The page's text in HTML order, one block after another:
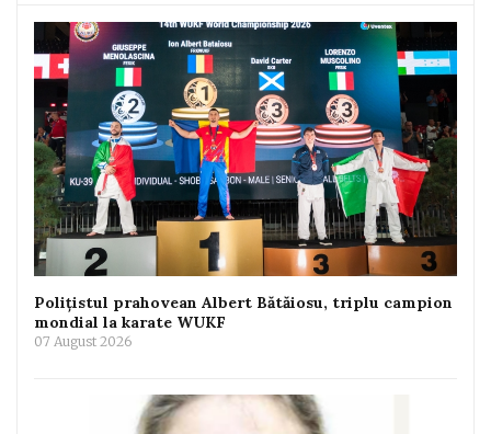
Polițistul prahovean Albert Bătăiosu, triplu campion
mondial la karate WUKF
07 August 2026